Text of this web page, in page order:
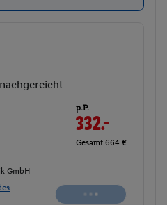
anzeigen
p.P.
333.26
Gesamt 666,52 €
GmbH
Buchen